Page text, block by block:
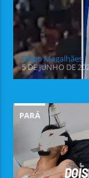
Diego Magalhães
5 DE JUNHO DE
PARÁ